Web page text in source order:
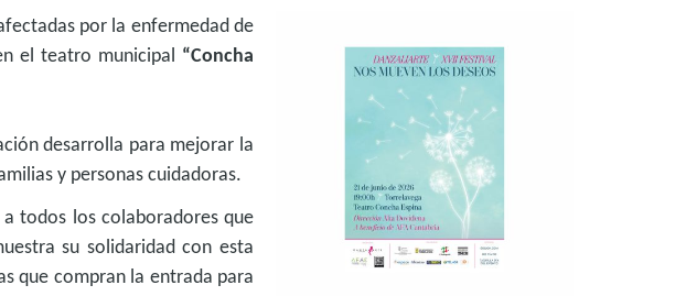
por la enfermedad de
el teatro municipal
“Concha
desarrolla para mejorar la
y personas cuidadoras.
a todos los colaboradores que
su solidaridad con esta
que compran la entrada para